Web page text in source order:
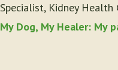
Specialist, Kidney
My Dog, My Healer: My